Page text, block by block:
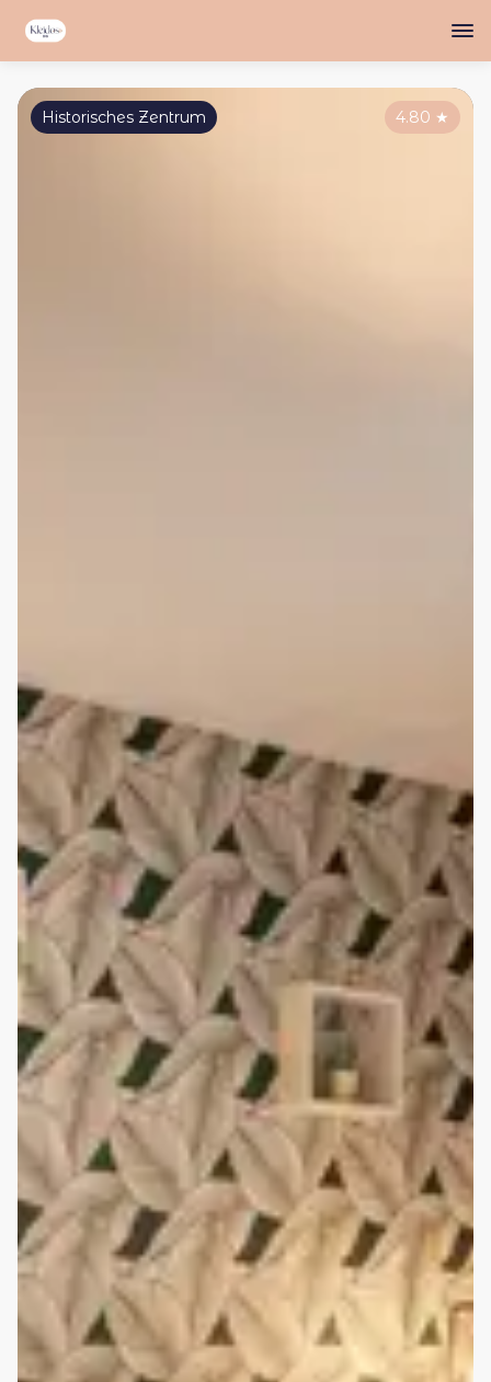
4.80 ★
Historisches Zentrum